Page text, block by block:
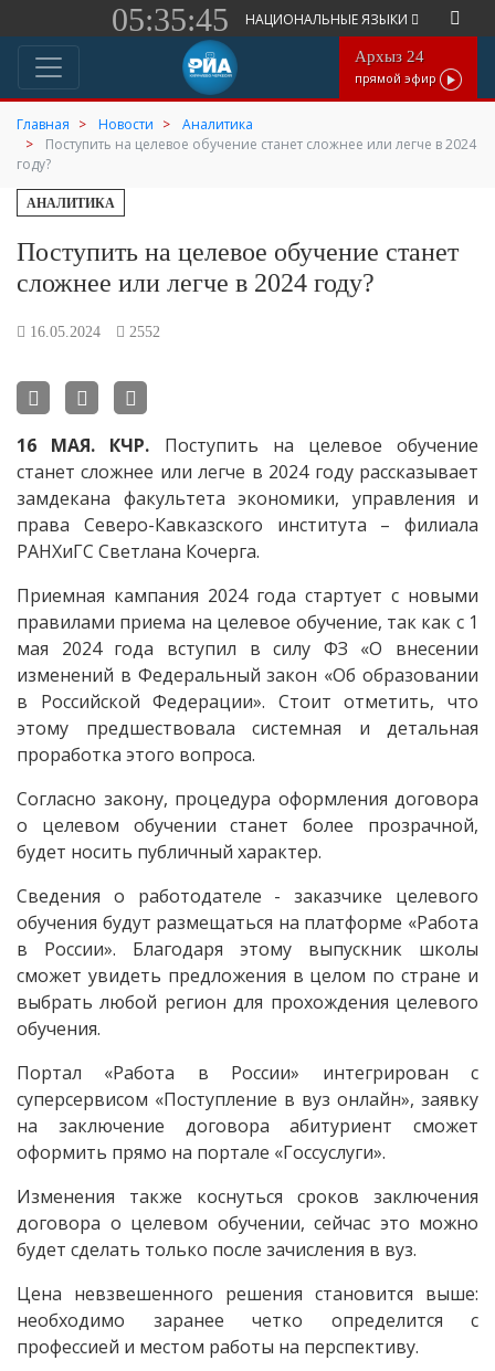
05:35:45 НАЦИОНАЛЬНЫЕ ЯЗЫКИ
Архыз 24
прямой эфир
Главная Новости
Аналитика
Поступить на целевое обучение станет сложнее или легче в 2024
году?
АНАЛИТИКА
Поступить на целевое обучение станет
сложнее или легче в 2024 году?
16.05.2024 2552
16 МАЯ. КЧР. Поступить на целевое обучение
станет сложнее или легче в 2024 году рассказывает
замдекана факультета экономики, управления и
права Северо-Кавказского института – филиала
РАНХиГС Светлана Кочерга.
Приемная кампания 2024 года стартует с новыми
правилами приема на целевое обучение, так как с 1
мая 2024 года вступил в силу ФЗ «О внесении
изменений в Федеральный закон «Об образовании
в Российской Федерации». Стоит отметить, что
этому предшествовала системная и детальная
проработка этого вопроса.
Согласно закону, процедура оформления договора
о целевом обучении станет более прозрачной,
будет носить публичный характер.
Сведения о работодателе - заказчике целевого
обучения будут размещаться на платформе «Работа
в России». Благодаря этому выпускник школы
сможет увидеть предложения в целом по стране и
выбрать любой регион для прохождения целевого
обучения.
Портал «Работа в России» интегрирован с
суперсервисом «Поступление в вуз онлайн», заявку
на заключение договора абитуриент сможет
оформить прямо на портале «Госсуслуги».
Изменения также коснуться сроков заключения
договора о целевом обучении, сейчас это можно
будет сделать только после зачисления в вуз.
Цена невзвешенного решения становится выше:
необходимо заранее четко определится с
профессией и местом работы на перспективу.